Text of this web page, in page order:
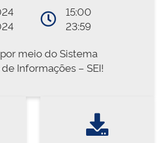
15:00
23:59
meio do Sistema
Informações – SEI!